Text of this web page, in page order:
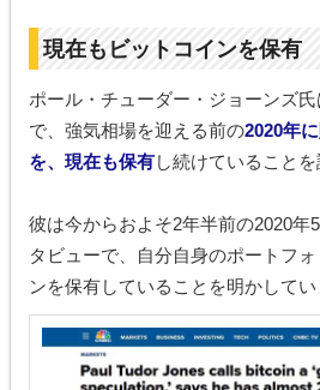
現在もビットコインを保有
ポール・チューダー・ジョーンズ
で、強気相場を迎える前の2020年
を、現在も保有し続けていることを
彼は今からおよそ2年半前の2020年
タビューで、自分自身のポートフ
ンを保有していることを明かしてい